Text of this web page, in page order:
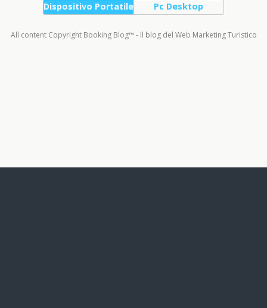
Dispositivo Portatile Pc Desktop
All content Copyright Booking Blog™ - Il blog del Web Marketing Turistico